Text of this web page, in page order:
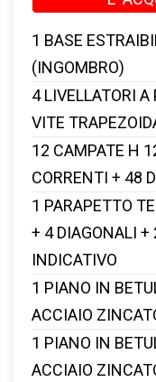
1 BASE
(INGOMBRO)
4 LIVELLATORI
VITE
12 CAMPATE H
CORRENTI + 48
1 PARAPETTO
+ 4 DIAGONALI
INDICATIVO
1 PIANO IN
ACCIAIO
1 PIANO IN
ACCIAIO